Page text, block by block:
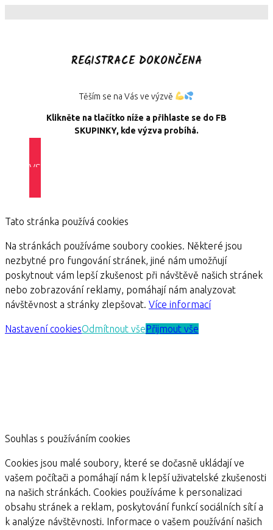
REGISTRACE DOKONČENA
Těším se na Vás ve výzvě
Klikněte na tlačítko níže a přihlaste se do FB
SKUPINKY, kde výzva probíhá.
VSTOUPIT DO FB_SKUPINKY
Tato stránka používá cookies
Na stránkách používáme soubory cookies. Některé jsou
nezbytné pro fungování stránek, jiné nám umožňují
poskytnout vám lepší zkušenost při návštěvě našich stránek
nebo zobrazování reklamy, pomáhají nám analyzovat
návštěvnost a stránky zlepšovat. Více informací
Nastavení cookiesOdmítnout všePřijmout vše
Souhlas s používáním cookies
Cookies jsou malé soubory, které se dočasně ukládají ve
vašem počítači a pomáhají nám k lepší uživatelské zkušenosti
na našich stránkách. Cookies používáme k personalizaci
obsahu stránek a reklam, poskytování funkcí sociálních sítí a
k analýze návštěvnosti. Informace o vašem používání našich